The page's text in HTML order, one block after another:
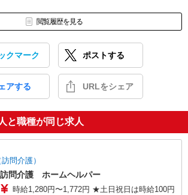
閲覧履歴を見る
クマーク ポストする
アする URLをシェア
と職種が同じ求人
問介護）
訪問介護 ホームヘルパー
時給1,280円〜1,772円 ★土日祝日は時給100円